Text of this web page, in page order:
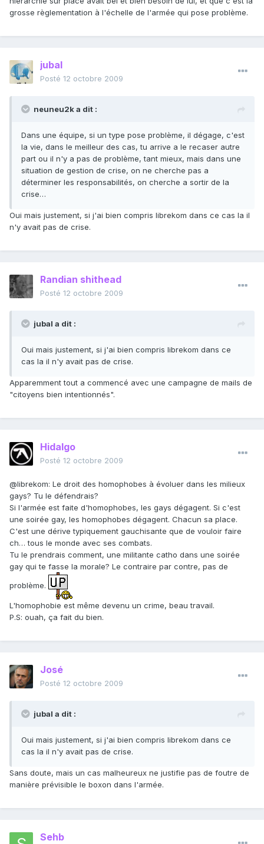
grosse règlementation à l'échelle de l'armée qui pose problème.
jubal
Posté 12 octobre 2009
neuneu2k a dit :
Dans une équipe, si un type pose problème, il dégage, c'est
la vie, dans le meilleur des cas, tu arrive a le recaser autre
part ou il n'y a pas de problème, tant mieux, mais dans une
situation de gestion de crise, on ne cherche pas a
déterminer les responsabilités, on cherche a sortir de la
crise…
Oui mais justement, si j'ai bien compris librekom dans ce cas la il
n'y avait pas de crise.
Randian shithead
Posté 12 octobre 2009
jubal a dit :
Oui mais justement, si j'ai bien compris librekom dans ce
cas la il n'y avait pas de crise.
Apparemment tout a commencé avec une campagne de mails de
"citoyens bien intentionnés".
Hidalgo
Posté 12 octobre 2009
@librekom: Le droit des homophobes à évoluer dans les milieux
gays? Tu le défendrais?
Si l'armée est faite d'homophobes, les gays dégagent. Si c'est
une soirée gay, les homophobes dégagent. Chacun sa place.
C'est une dérive typiquement gauchisante que de vouloir faire
ch… tous le monde avec ses combats.
Tu le prendrais comment, une militante catho dans une soirée
gay qui te fasse la morale? Le contraire par contre, pas de
problème.
L'homophobie est même devenu un crime, beau travail.
P.S: ouah, ça fait du bien.
José
Posté 12 octobre 2009
jubal a dit :
Oui mais justement, si j'ai bien compris librekom dans ce
cas la il n'y avait pas de crise.
Sans doute, mais un cas malheureux ne justifie pas de foutre de
manière prévisible le boxon dans l'armée.
Sehb